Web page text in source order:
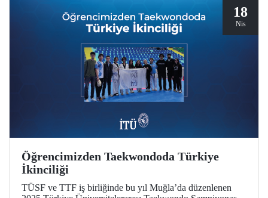
18
Nis
Öğrencimizden Taekwondoda Türkiye
İkinciliği
TÜSF ve TTF iş birliğinde bu yıl Muğla’da düzenlenen